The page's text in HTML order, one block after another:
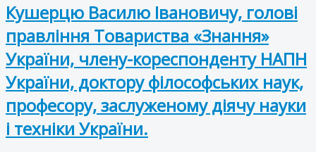
Кушерцю Василю Івановичу, голові
правління Товариства «Знання»
України, члену-кореспонденту НАПН
України, доктору філософських наук,
професору, заслуженому діячу науки
і техніки України.